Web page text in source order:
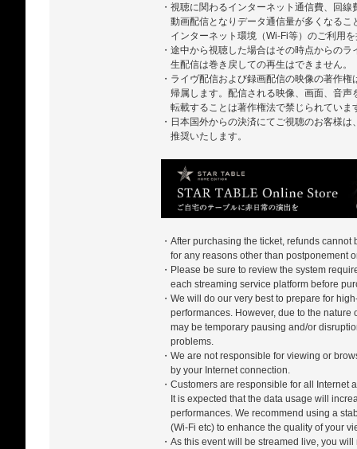
・視聴に関わるインターネット通信費、回
動画配信となりデータ通信量が多くなるこ
インターネット環境（Wi-Fi等）のご利用
・途中から視聴した場合はその時点からのラ
生配信は巻き戻しての再生はできません。
・ライヴ配信および録画配信の映像の著作
帰属します。配信される映像、画面、音
転載することは著作権法で禁じられていま
・日本国外からの決済にてご視聴のお客様は
推奨いたします。
・After purchasing the ticket, refunds cannot
for any reasons other than postponement
・Please be sure to review the system
each streaming service platform before
・We will do our very best to prepare for
performances. However, due to the nature
may be temporary pausing and/or
problems.
・We are not responsible for viewing or
by your Internet connection.
・Customers are responsible for all Internet
It is expected that the data usage will
performances. We recommend using a
(Wi-Fi etc) to enhance the quality of your
・As this event will be streamed live, you